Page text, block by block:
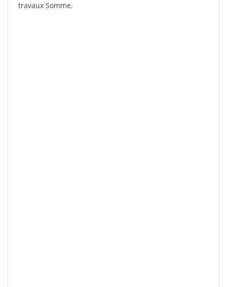
travaux Somme.